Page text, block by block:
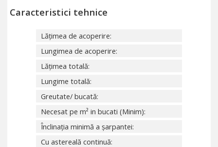
Caracteristici tehnice
Lățimea de acoperire:
Lungimea de acoperire:
Lățimea totală:
Lungime totală:
Greutate/ bucată:
Necesat pe m² in bucati (Minim):
Înclinația minimă a șarpantei:
Cu astereală continuă: